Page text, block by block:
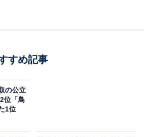
鳥取県出身の後輩から評判の良さ
から」（50代男性／埼玉県）、
行くイメージ」（30代女性／三重
が寄せられています。
すめ記事
の公立
位「鳥
1位